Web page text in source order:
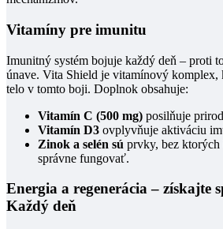
Vitamíny pre imunitu
Imunitný systém bojuje každý deň – proti
únave. Vita Shield je vitamínový
telo v tomto boji. Doplnok obsahuje:
Vitamín C (500 mg) posilňuje
Vitamín D3 ovplyvňuje aktiváciu
Zinok a selén sú prvky, bez ktorých
správne fungovať.
Energia a regenerácia – získajte
Každý deň